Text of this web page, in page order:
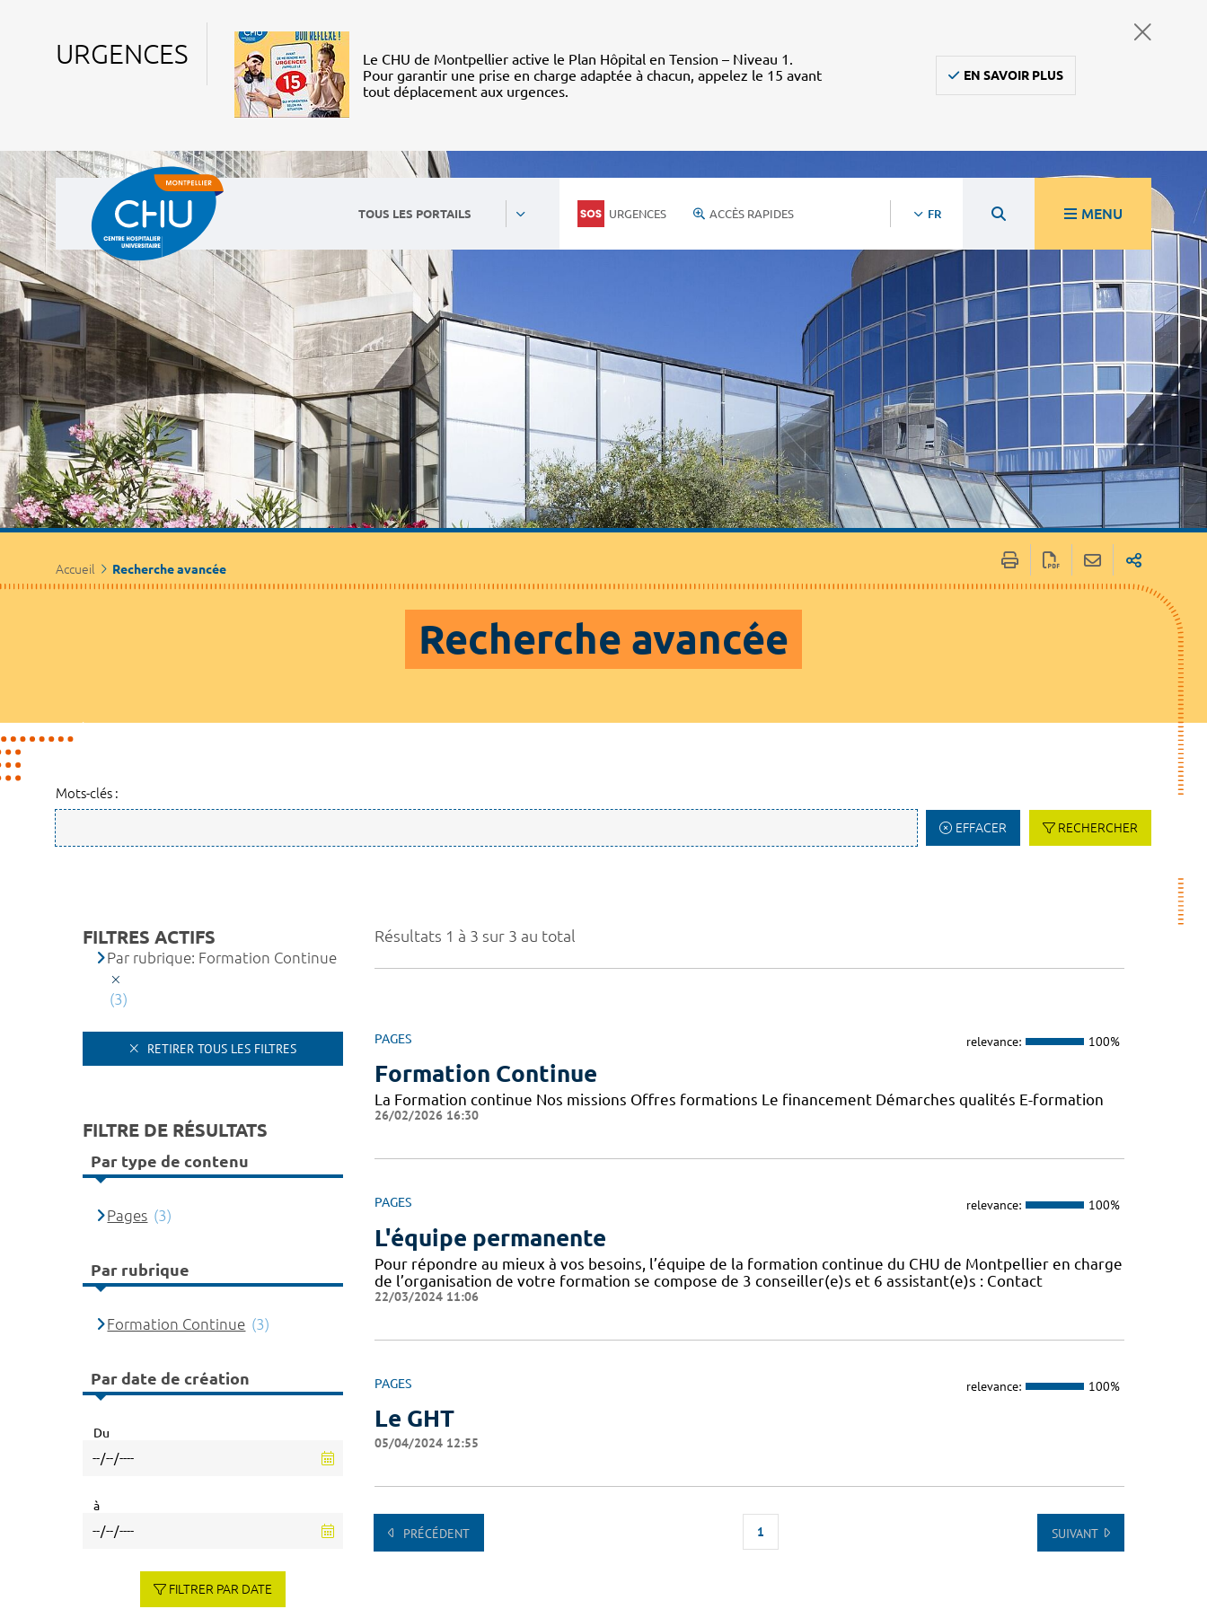
URGENCES
Le CHU de Montpellier active le Plan Hôpital en Tension – Niveau 1.
Pour garantir une prise en charge adaptée à chacun, appelez le 15 avant
tout déplacement aux urgences.
EN SAVOIR PLUS
TOUS LES PORTAILS URGENCES ACCÈS RAPIDES FR MENU
Accueil Recherche avancée
Recherche avancée
Mots-clés :
EFFACER RECHERCHER
Résultats 1 à 3 sur 3 au total
PAGES relevance: 100%
Formation Continue
La Formation continue Nos missions Offres formations Le financement Démarches qualités E-formation
26/02/2026 16:30
PAGES relevance: 100%
L'équipe permanente
Pour répondre au mieux à vos besoins, l’équipe de la formation continue du CHU de Montpellier en charge
de l’organisation de votre formation se compose de 3 conseiller(e)s et 6 assistant(e)s : Contact
22/03/2024 11:06
PAGES relevance: 100%
Le GHT
05/04/2024 12:55
PRÉCÉDENT 1 SUIVANT
FILTRES ACTIFS
Par rubrique: Formation Continue
(3)
RETIRER TOUS LES FILTRES
FILTRE DE RÉSULTATS
Par type de contenu
Pages (3)
Par rubrique
Formation Continue (3)
Par date de création
Du
à
FILTRER PAR DATE